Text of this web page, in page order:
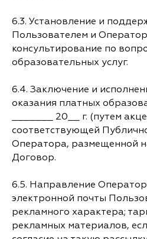
6.3. Установление и
Пользователем и
консультирование по
образовательных услуг.
6.4. Заключение и
оказания платных
_______ 20__ г. (путем
соответствующей
Оператора, размещенной
Договор.
6.5. Направление
электронной почты
рекламного характера;
рекламных материалов,